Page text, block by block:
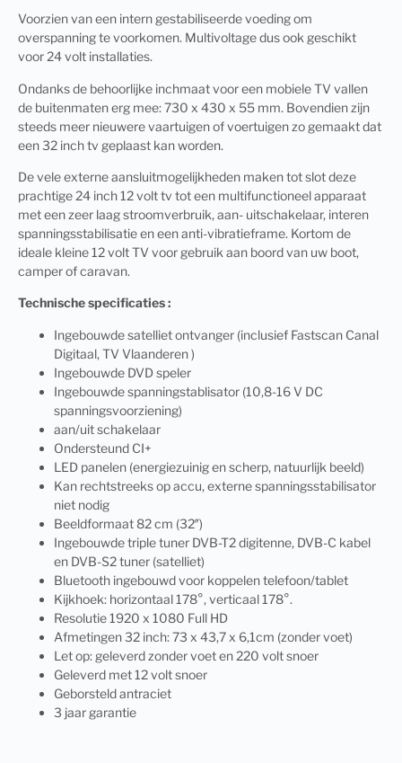
Voorzien van een intern gestabiliseerde voeding om
overspanning te voorkomen. Multivoltage dus ook geschikt
voor 24 volt installaties.
Ondanks de behoorlijke inchmaat voor een mobiele TV vallen
de buitenmaten erg mee: 730 x 430 x 55 mm. Bovendien zijn
steeds meer nieuwere vaartuigen of voertuigen zo gemaakt dat
een 32 inch tv geplaast kan worden.
De vele externe aansluitmogelijkheden maken tot slot deze
prachtige 24 inch 12 volt tv tot een multifunctioneel apparaat
met een zeer laag stroomverbruik, aan- uitschakelaar, interen
spanningsstabilisatie en een anti-vibratieframe. Kortom de
ideale kleine 12 volt TV voor gebruik aan boord van uw boot,
camper of caravan.
Technische specificaties :
Ingebouwde satelliet ontvanger (inclusief Fastscan Canal
Digitaal, TV Vlaanderen )
Ingebouwde DVD speler
Ingebouwde spanningstablisator (10,8-16 V DC
spanningsvoorziening)
aan/uit schakelaar
Ondersteund CI+
LED panelen (energiezuinig en scherp, natuurlijk beeld)
Kan rechtstreeks op accu, externe spanningsstabilisator
niet nodig
Beeldformaat 82 cm (32″)
Ingebouwde triple tuner DVB-T2 digitenne, DVB-C kabel
en DVB-S2 tuner (satelliet)
Bluetooth ingebouwd voor koppelen telefoon/tablet
Kijkhoek: horizontaal 178°, verticaal 178°.
Resolutie 1920 x 1080 Full HD
Afmetingen 32 inch: 73 x 43,7 x 6,1cm (zonder voet)
Let op: geleverd zonder voet en 220 volt snoer
Geleverd met 12 volt snoer
Geborsteld antraciet
3 jaar garantie